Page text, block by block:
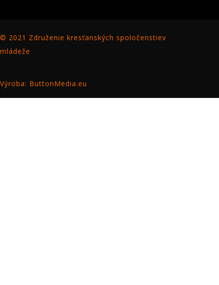
© 2021 Združenie kresťanských spoločenstiev
mládeže
Výroba: ButtonMedia.eu